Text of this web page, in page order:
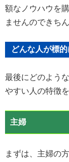
額なノウハウを
ませんのできち
どんな人が標
最後にどのよう
やすい人の特徴
主婦
まずは、主婦の方